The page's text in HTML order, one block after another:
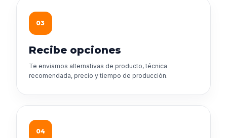
03
Recibe opciones
Te enviamos alternativas de producto, técnica
recomendada, precio y tiempo de producción.
04